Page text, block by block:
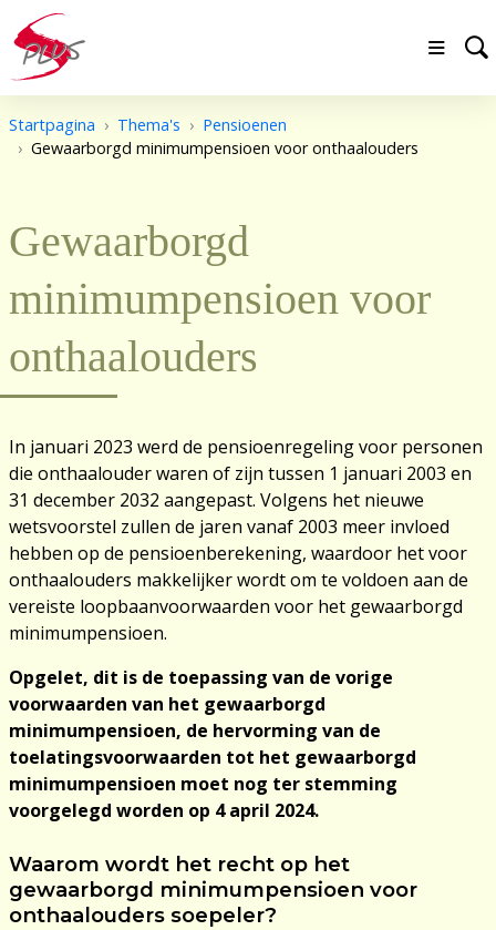
Startpagina Thema's
Pensioenen
Gewaarborgd minimumpensioen voor onthaalouders
Gewaarborgd
minimumpensioen voor
onthaalouders
In januari 2023 werd de pensioenregeling voor personen
die onthaalouder waren of zijn tussen 1 januari 2003 en
31 december 2032 aangepast. Volgens het nieuwe
wetsvoorstel zullen de jaren vanaf 2003 meer invloed
hebben op de pensioenberekening, waardoor het voor
onthaalouders makkelijker wordt om te voldoen aan de
vereiste loopbaanvoorwaarden voor het gewaarborgd
minimumpensioen.
Opgelet, dit is de toepassing van de vorige
voorwaarden van het gewaarborgd
minimumpensioen, de hervorming van de
toelatingsvoorwaarden tot het gewaarborgd
minimumpensioen moet nog ter stemming
voorgelegd worden op 4 april 2024.
Waarom wordt het recht op het
gewaarborgd minimumpensioen voor
onthaalouders soepeler?